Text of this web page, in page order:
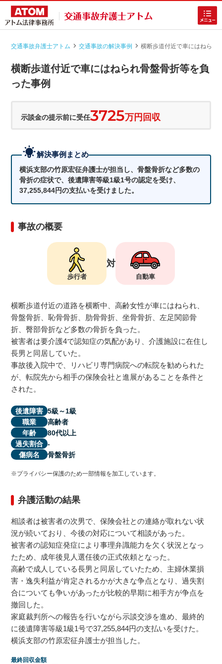
ホームに戻る
交通事故でお困りの方
慰謝料増額の無料相談
アトムについて 知りたい方
弁護士紹介
弁護士費用
アクセス
解決事例
無料相談の口コミ評判
休業損害の計算機
弁護士の必要性診断
示談書診断
交通事故弁護士アトム |交通事故の解決事例 |横断歩道付近で車にはねられ
横断歩道付近で車にはねられ骨盤骨折等を負
った事例
示談金の提示前に受任3725万円回収
解決事例まとめ
横浜支部の竹原宏征弁護士が担当し、骨盤骨折など多数の
骨折の症状で、後遺障害等級1級1号の認定を受け、
37,255,844円の支払いを受けました。
事故の概要
歩行者
対
自動車
横断歩道付近の道路を横断中、高齢女性が車にはねられ、
骨盤骨折、恥骨骨折、肋骨骨折、坐骨骨折、左足関節骨
折、臀部骨折など多数の骨折を負った。
被害者は要介護4で認知症の気配があり、介護施設に在住し
長男と同居していた。
事故後入院中で、リハビリ専門病院への転院を勧められた
が、転院先から相手の保険会社と進展があることを条件と
された。
後遺障害 5級～1級
職業
高齢者
年齢
80代以上
過失割合 -
傷病名
骨盤骨折
※プライバシー保護のため一部情報を加工しています。
弁護活動の結果
相談者は被害者の次男で、保険会社との連絡が取れない状
況が続いており、今後の対応について相談があった。
被害者の認知症発症により事理弁識能力を欠く状況となっ
たため、成年後見人選任後の正式依頼となった。
高齢で成人している長男と同居していたため、主婦休業損
害・逸失利益が肯定されるかが大きな争点となり、過失割
合についても争いがあったが比較的早期に相手方が争点を
撤回した。
家庭裁判所への報告を行いながら示談交渉を進め、最終的
に後遺障害等級1級1号で37,255,844円の支払いを受けた。
横浜支部の竹原宏征弁護士が担当した。
最終回収金額